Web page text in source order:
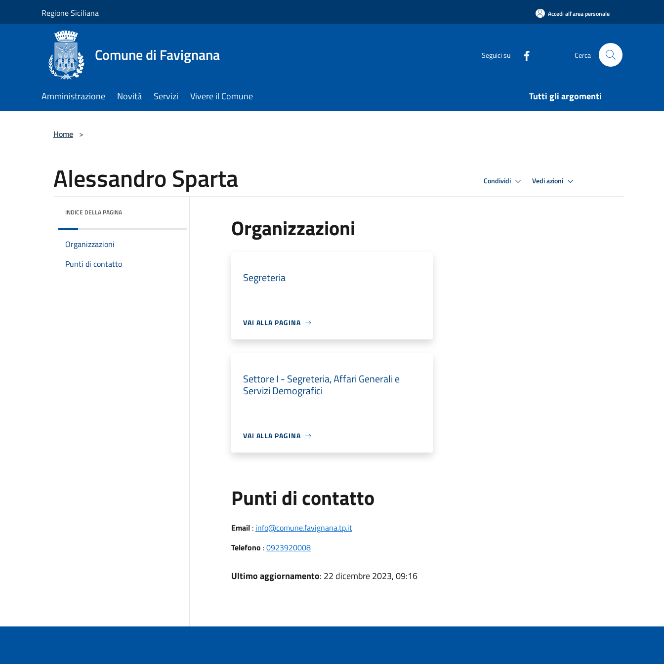
Regione Siciliana Accedi all'area personale
Comune di Favignana Seguici su Cerca
Amministrazione Novità Servizi Vivere il Comune Tutti gli argomenti
Home >
Alessandro Sparta Condividi Vedi azioni
INDICE DELLA PAGINA
Organizzazioni
Punti di contatto
Organizzazioni
Segreteria
VAI ALLA PAGINA
Settore I - Segreteria, Affari Generali e
Servizi Demografici
VAI ALLA PAGINA
Punti di contatto
Email: info@comune.favignana.tp.it
Telefono :0923920008
Ultimo aggiornamento: 22 dicembre 2023, 09:16